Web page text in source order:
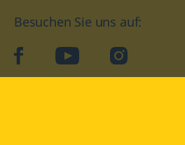
Besuchen Sie uns auf:
facebookYouTube Instagram